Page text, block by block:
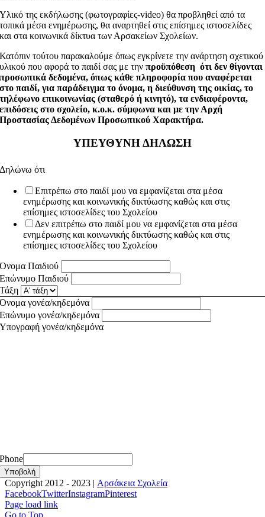
Υλικό της εκδήλωσης (φωτογραφίες-video) θα προβληθεί από τα
τοπικά μέσα ενημέρωσης, θα αναρτηθεί στις επίσημες ιστοσελίδες
και στα κοινωνικά δίκτυα των Αρσακείων Σχολείων.
Κατόπιν τούτου παρακαλούμε όπως εγκρίνετε την ανάρτηση σχετικού
υλικού που αφορά το παιδί σας με τηνπροϋπόθεση ότι δεν θίγονται
προσωπικά δεδομένα, όπως κάθε πληροφορία που αναφέρεται
στο παιδί, για παράδειγμα το όνομα, η διεύθυνση της οικίας, το
τηλέφωνο επικοινωνίας (σταθερό ή κινητό), τα ενδιαφέροντα,
επιδόσεις στο σχολείο, κ.ο.κ. σύμφωνα και με την Αρχή
Προστασίας Δεδομένων Προσωπικού Χαρακτήρα.
ΥΠΕΥΘΥΝΗ ΔΗΛΩΣΗ
Δηλώνω ότι
Επιτρέπω στο παιδί μου να εμφανίζεται στα μέσα
ενημέρωσης και κοινωνικής δικτύωσης καθώς και στις
επίσημες ιστοσελίδες του Σχολείου
Δεν επιτρέπω στο παιδί μου να εμφανίζεται στα μέσα
ενημέρωσης και κοινωνικής δικτύωσης καθώς και στις
επίσημες ιστοσελίδες του Σχολείου
Όνομα Παιδιού
Επώνυμο Παιδιού
Τάξη
Όνομα γονέα/κηδεμόνα
Επώνυμο γονέα/κηδεμόνα
Υπογραφή γονέα/κηδεμόνα
Phone
Υποβολή
Copyright 2012 - 2023 | Αρσάκεια Σχολεία
FacebookTwitterInstagramPinterest
Page load link
Go to Top